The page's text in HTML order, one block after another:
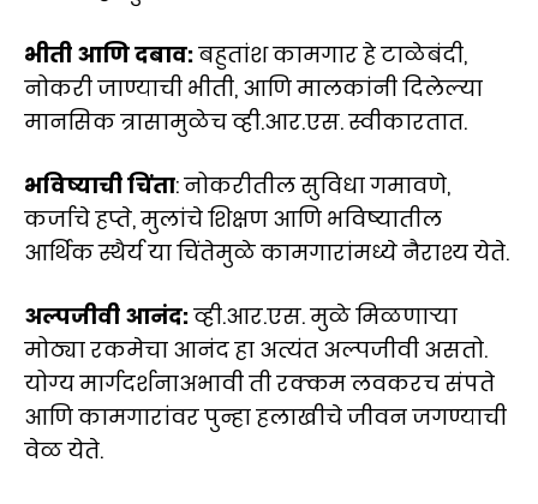
भीती आणि दबाव:बहुतांश कामगार हे टाळेबंदी,
नोकरी जाण्याची भीती, आणि मालकांनी दिलेल्या
मानसिक त्रासामुळेच व्ही.आर.एस. स्वीकारतात.
भविष्याची चिंता: नोकरीतील सुविधा गमावणे,
कर्जाचे हप्ते, मुलांचे शिक्षण आणि भविष्यातील
आर्थिक स्थैर्य या चिंतेमुळे कामगारांमध्ये नैराश्य येते.
अल्पजीवी आनंद:व्ही.आर.एस. मुळे मिळणाऱ्या
मोठ्या रकमेचा आनंद हा अत्यंत अल्पजीवी असतो.
योग्य मार्गदर्शनाअभावी ती रक्कम लवकरच संपते
आणि कामगारांवर पुन्हा हलाखीचे जीवन जगण्याची
वेळ येते.